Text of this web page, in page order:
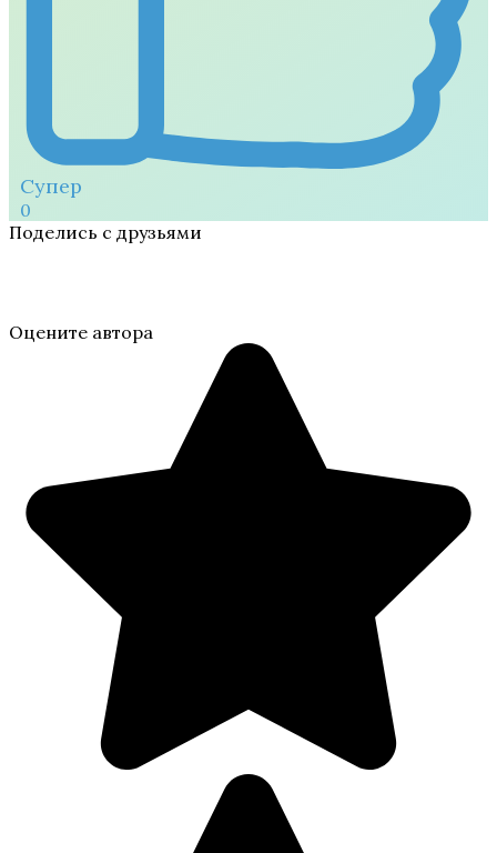
Супер
0
Поделись с друзьями
Оцените автора